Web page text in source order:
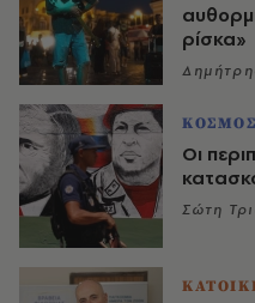
ρίσκα»
ΚΟΣΜΟΣ
Οι
Σώτη